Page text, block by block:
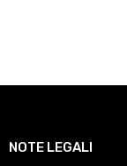
NOTE LEGALI